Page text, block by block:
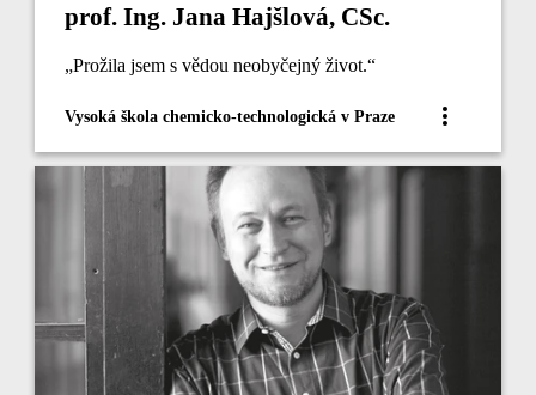
prof. Ing. Jana Hajšlová, CSc.
„Prožila jsem s vědou neobyčejný život.“
Vysoká škola chemicko-technologická v Praze